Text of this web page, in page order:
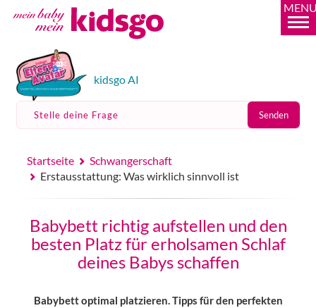
kidsgo AI
Stelle deine Frage Senden
Startseite
Schwangerschaft
Erstausstattung: Was wirklich sinnvoll ist
Babybett richtig aufstellen und den
besten Platz für erholsamen Schlaf
deines Babys schaffen
Babybett optimal platzieren. Tipps für den perfekten